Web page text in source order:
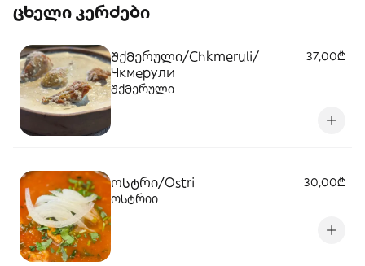
ცხელი კერძები
შქმერული/Chkmeruli/
Чкмерули
37,00₾
შქმერული
ოსტრი/Ostri
30,00₾
ოსტრიი